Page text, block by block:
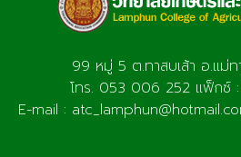
99 หมู่ 5 ต.ทาสบเส้า อ.แม่ท
โทร. 053 006 252 แฟ็กซ์
E-mail :